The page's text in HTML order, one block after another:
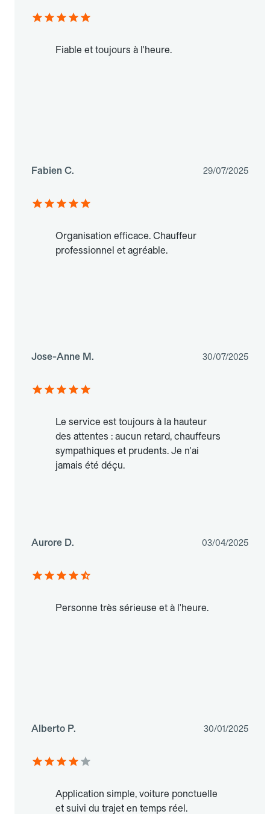
Fiable et toujours à l'heure.
Fabien C. 29/07/2025
Organisation efficace. Chauffeur
professionnel et agréable.
Jose-Anne M. 30/07/2025
Le service est toujours à la hauteur
des attentes : aucun retard, chauffeurs
sympathiques et prudents. Je n'ai
jamais été déçu.
Aurore D. 03/04/2025
Personne très sérieuse et à l'heure.
Alberto P. 30/01/2025
Application simple, voiture ponctuelle
et suivi du trajet en temps réel.